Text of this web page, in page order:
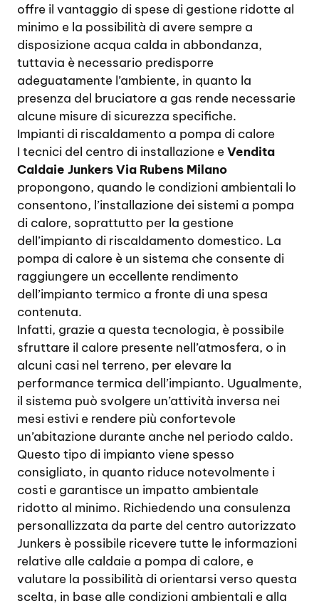
offre il vantaggio di spese di gestione ridotte al
minimo e la possibilità di avere sempre a
disposizione acqua calda in abbondanza,
tuttavia è necessario predisporre
adeguatamente l’ambiente, in quanto la
presenza del bruciatore a gas rende necessarie
alcune misure di sicurezza specifiche.
Impianti di riscaldamento a pompa di calore
I tecnici del centro di installazione eVendita
Caldaie Junkers Via Rubens Milano
propongono, quando le condizioni ambientali lo
consentono, l’installazione dei sistemi a pompa
di calore, soprattutto per la gestione
dell’impianto di riscaldamento domestico. La
pompa di calore è un sistema che consente di
raggiungere un eccellente rendimento
dell’impianto termico a fronte di una spesa
contenuta.
Infatti, grazie a questa tecnologia, è possibile
sfruttare il calore presente nell’atmosfera, o in
alcuni casi nel terreno, per elevare la
performance termica dell’impianto. Ugualmente,
il sistema può svolgere un’attività inversa nei
mesi estivi e rendere più confortevole
un’abitazione durante anche nel periodo caldo.
Questo tipo di impianto viene spesso
consigliato, in quanto riduce notevolmente i
costi e garantisce un impatto ambientale
ridotto al minimo. Richiedendo una consulenza
personallizzata da parte del centro autorizzato
Junkers è possibile ricevere tutte le informazioni
relative alle caldaie a pompa di calore, e
valutare la possibilità di orientarsi verso questa
scelta, in base alle condizioni ambientali e alla